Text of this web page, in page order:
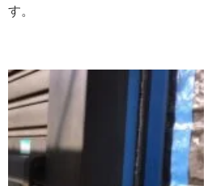
す。